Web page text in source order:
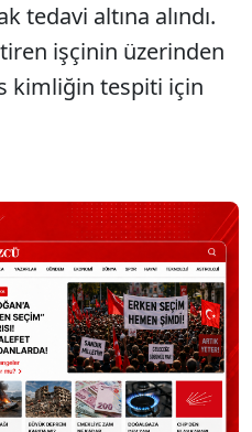
tedavi altına alındı.
işçinin üzerinden
kimliğin tespiti için